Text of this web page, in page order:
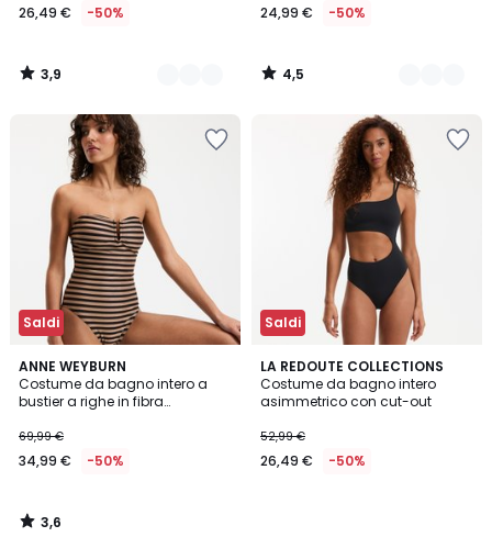
26,49 € -50%
3,9
/
24,99 € -50%
4,5
/
Saldi
ANNE WEYBURN
Costume da bagno intero a
bustier a righe in fibra
69,99 €
34,99 € -50%
3,6
/ 5
3,6
/
Saldi
LA REDOUTE COLLECTIONS
Costume da bagno intero
asimmetrico con cut-out
52,99 €
26,49 € -50%